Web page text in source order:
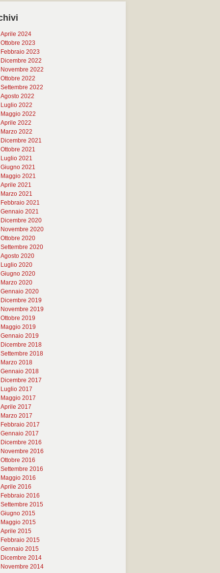
Aprile 2024
Ottobre 2023
Febbraio 2023
Dicembre 2022
Novembre 2022
Ottobre 2022
Settembre 2022
Agosto 2022
Luglio 2022
Maggio 2022
Aprile 2022
Marzo 2022
Dicembre 2021
Ottobre 2021
Luglio 2021
Giugno 2021
Maggio 2021
Aprile 2021
Marzo 2021
Febbraio 2021
Gennaio 2021
Dicembre 2020
Novembre 2020
Ottobre 2020
Settembre 2020
Agosto 2020
Luglio 2020
Giugno 2020
Marzo 2020
Gennaio 2020
Dicembre 2019
Novembre 2019
Ottobre 2019
Maggio 2019
Gennaio 2019
Dicembre 2018
Settembre 2018
Marzo 2018
Gennaio 2018
Dicembre 2017
Luglio 2017
Maggio 2017
Aprile 2017
Marzo 2017
Febbraio 2017
Gennaio 2017
Dicembre 2016
Novembre 2016
Ottobre 2016
Settembre 2016
Maggio 2016
Aprile 2016
Febbraio 2016
Settembre 2015
Giugno 2015
Maggio 2015
Aprile 2015
Febbraio 2015
Gennaio 2015
Dicembre 2014
Novembre 2014